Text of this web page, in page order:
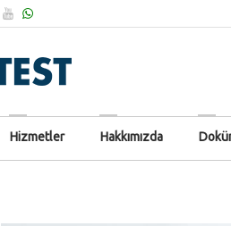
Hizmetler Hakkımızda